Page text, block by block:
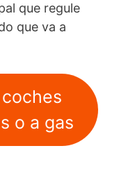
que regule
que va a
o a gas